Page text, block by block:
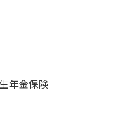
年金保険